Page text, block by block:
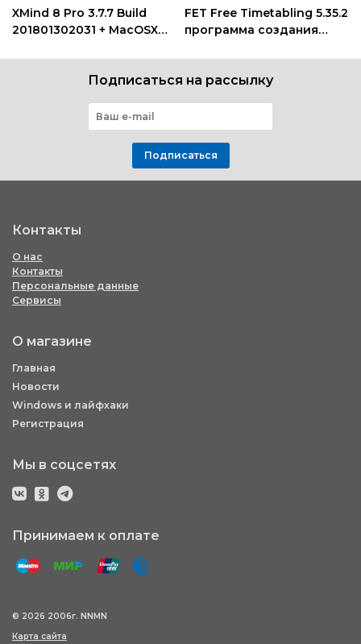
XMind 8 Pro 3.7.7 Build
201801302031 + MacOSX
FET Free Timetabling 5.35.2
программа создания
Подписаться на рассылку
Подписаться
Контакты
О нас
Контакты
Персональные данные
Сервисы
О магазине
Главная
Новости
Windows и лайфхаки
Регистрация
Мы в соцсетях
Принимаем к оплате
© 2026 2006г. NNMN
Карта сайта